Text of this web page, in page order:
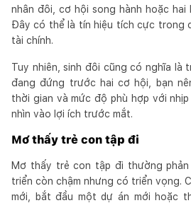
nhân đôi, cơ hội song hành hoặc hai
Đây có thể là tín hiệu tích cực trong
tài chính.
Tuy nhiên, sinh đôi cũng có nghĩa là
đang đứng trước hai cơ hội, bạn
thời gian và mức độ phù hợp với
nhìn vào lợi ích trước mắt.
Mơ thấy trẻ con tập đi
Mơ thấy trẻ con tập đi thường
triển còn chậm nhưng có triển vọng.
mới, bắt đầu một dự án mới hoặc